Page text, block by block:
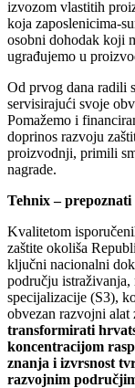
izvozom vlastitih
koja zaposlenicima-
osobni dohodak koji
ugrađujemo u
Od prvog dana radili
servisirajući svoje
Pomažemo i
doprinos razvoju
proizvodnji, primili
nagrade.
Tehnix –
Kvalitetom
zaštite okoliša
ključni nacionalni
području
specijalizacije (S3),
obvezan razvojni alat
transformirati
koncentracijom
znanja i izvrsnost
razvojnim